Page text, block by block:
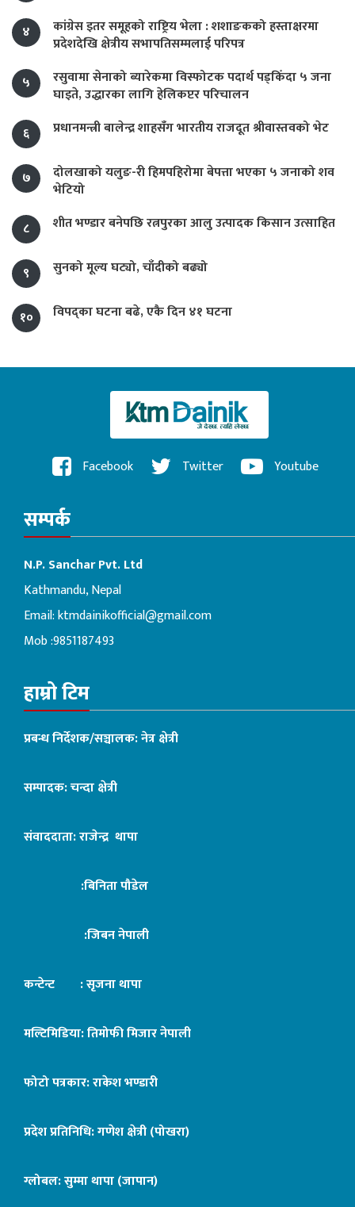
४
कांग्रेस इतर समूहको राष्ट्रिय भेला : शशाङकको हस्ताक्षरमा
प्रदेशदेखि क्षेत्रीय सभापतिसम्मलाई परिपत्र
५
रसुवामा सेनाको ब्यारेकमा विस्फोटक पदार्थ पड्किँदा ५ जना
घाइते, उद्धारका लागि हेलिकप्टर परिचालन
६
प्रधानमन्त्री बालेन्द्र शाहसँग भारतीय राजदूत श्रीवास्तवको भेट
७
दोलखाको यलुङ-री हिमपहिरोमा बेपत्ता भएका ५ जनाको शव
भेटियो
८
शीत भण्डार बनेपछि रत्नपुरका आलु उत्पादक किसान उत्साहित
९ सुनको मूल्य घट्यो, चाँदीको बढ्यो
१० विपद्का घटना बढे, एकै दिन ४१ घटना
Facebook Twitter Youtube
सम्पर्क
N.P. Sanchar Pvt. Ltd
Kathmandu, Nepal
Email:ktmdainikofficial@gmail.com
Mob :9851187493
हाम्रो टिम
प्रबन्ध निर्देशक/सञ्चालक: नेत्र क्षेत्री
सम्पादक: चन्दा क्षेत्री
संवाददाता: राजेन्द्र थापा
:बिनिता पौडेल
:जिबन नेपाली
कन्टेन्ट : सृजना थापा
मल्टिमिडिया: तिमोफी मिजार नेपाली
फोटो पत्रकार: राकेश भण्डारी
प्रदेश प्रतिनिधि: गणेश क्षेत्री (पोखरा)
ग्लोबल: सुम्मा थापा (जापान)